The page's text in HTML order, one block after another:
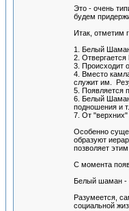
Это - очень
будем
Итак, отметим
1. Белый
2. Отвергается
3. Происходит
4. Вместо
служит им.
5. Появляется
6. Белый Шаман
подношения и т.
7. От "верхних"
Особенно
образуют
позволяет
С момента
Белый шаман -
Разумеется,
социальной